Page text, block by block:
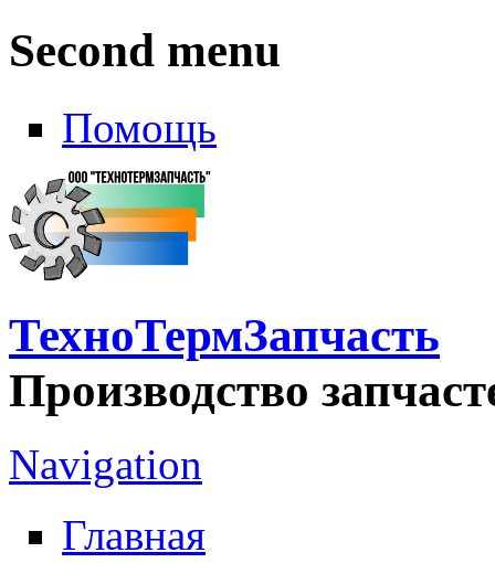
Second menu
Помощь
ТехноТермЗапчасть
Производство
Navigation
Главная